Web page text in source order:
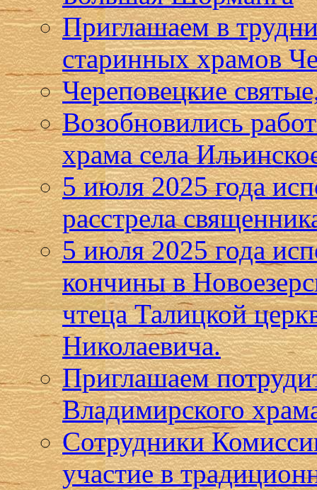
Приглашаем в
старинных храмов
Череповецкие
Возобновились
храма села
5 июля 2025 года
расстрела
5 июля 2025 года
кончины в
чтеца Талицкой
Николаевича.
Приглашаем
Владимирского
Сотрудники
участие в